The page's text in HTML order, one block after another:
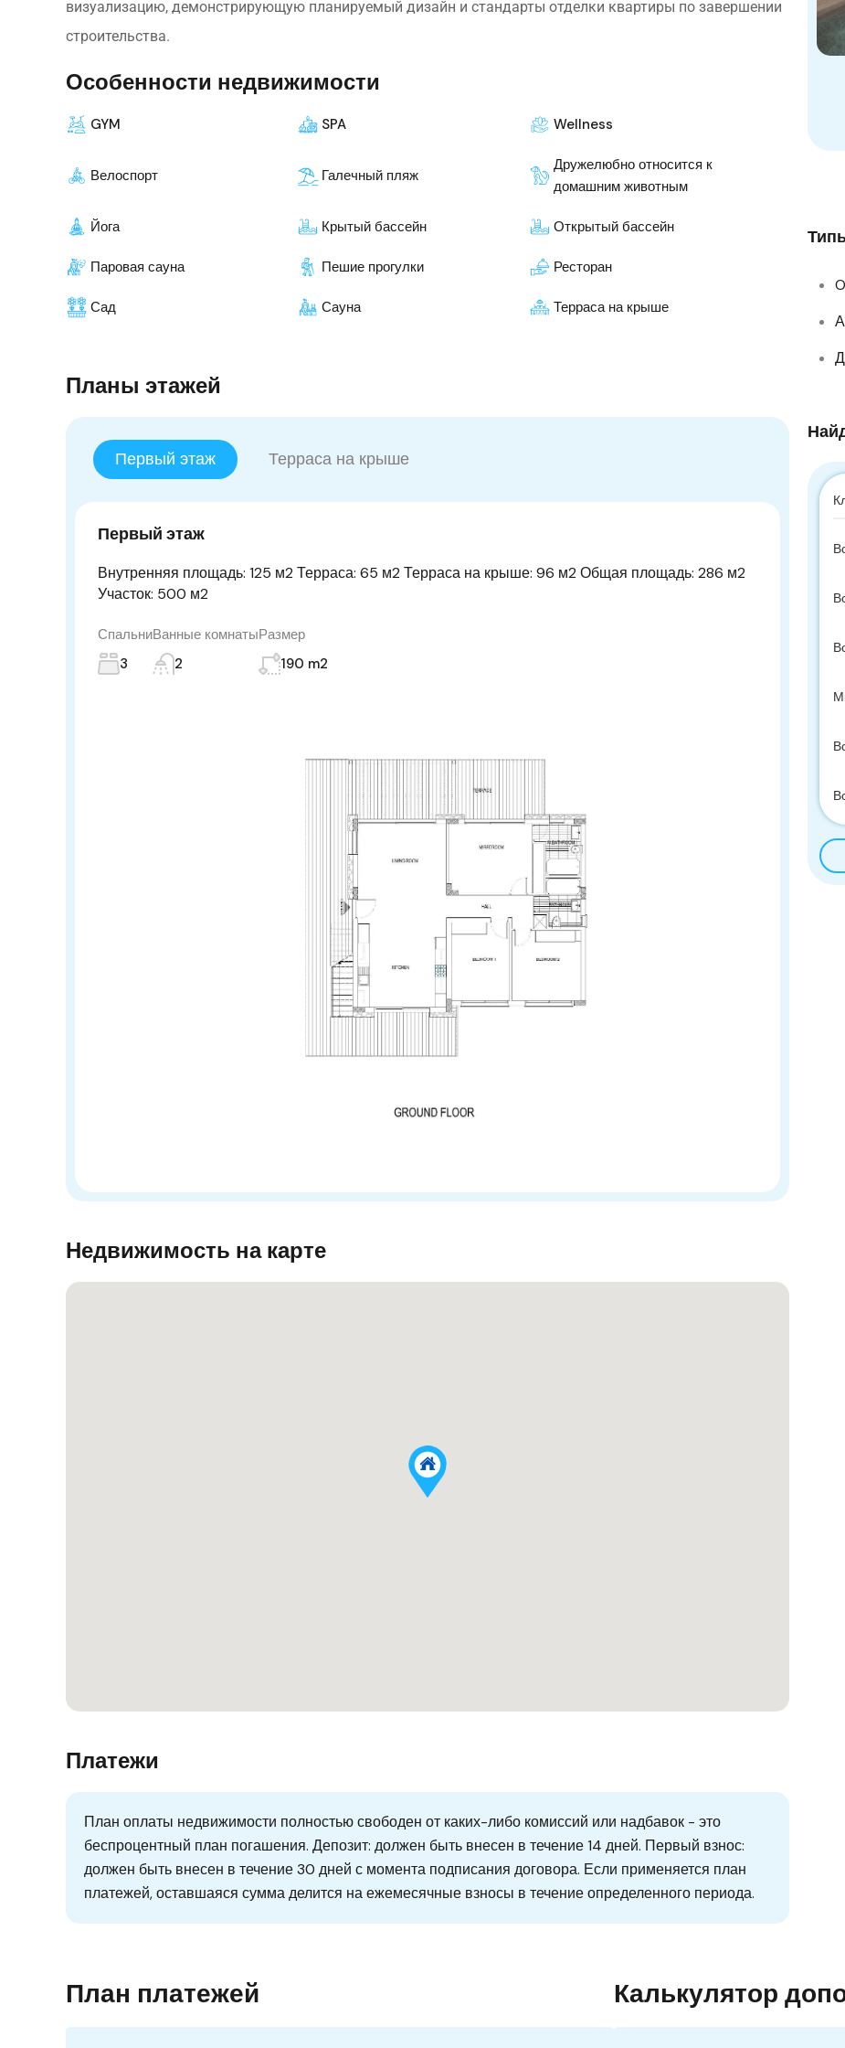
визуализацию, демонстрирующую планируемый дизайн и стандарты отделки квартиры по завершении
строительства.
Особенности недвижимости
GYM SPA Wellness
Велоспорт Галечный пляж
Дружелюбно относится к
домашним животным
Йога Крытый бассейн Открытый бассейн
Паровая сауна Пешие прогулки Ресторан
Сад Сауна Терраса на крыше
Планы этажей
Первый этаж Терраса на крыше
Первый этаж
Внутренняя площадь: 125 м2 Терраса: 65 м2 Терраса на крыше: 96 м2 Общая площадь: 286 м2
Участок: 500 м2
Спальни
3
Ванные комнаты
2
Размер
190 m2
Недвижимость на карте
Платежи
План оплаты недвижимости полностью свободен от каких-либо комиссий или надбавок - это
беспроцентный план погашения. Депозит: должен быть внесен в течение 14 дней. Первый взнос:
должен быть внесен в течение 30 дней с момента подписания договора. Если применяется план
платежей, оставшаяся сумма делится на ежемесячные взносы в течение определенного периода.
План платежей Калькулятор